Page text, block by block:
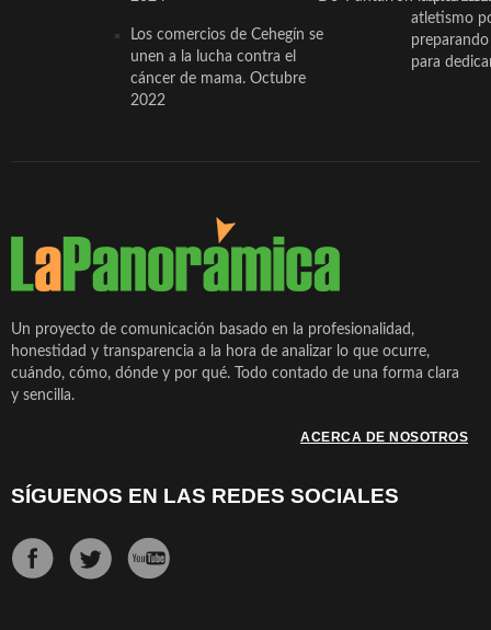
Los comercios de Cehegín se
unen a la lucha contra el
cáncer de mama. Octubre
2022
atletismo
para
Un proyecto de comunicación basado en la profesionalidad,
honestidad y transparencia a la hora de analizar lo que ocurre,
cuándo, cómo, dónde y por qué. Todo contado de una forma clara
y sencilla.
ACERCA DE NOSOTROS
SÍGUENOS EN LAS REDES SOCIALES